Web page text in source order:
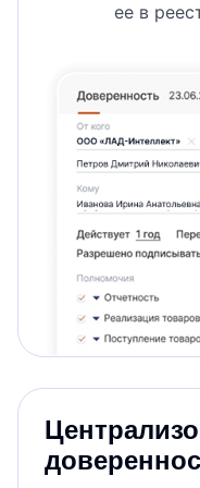
ее в